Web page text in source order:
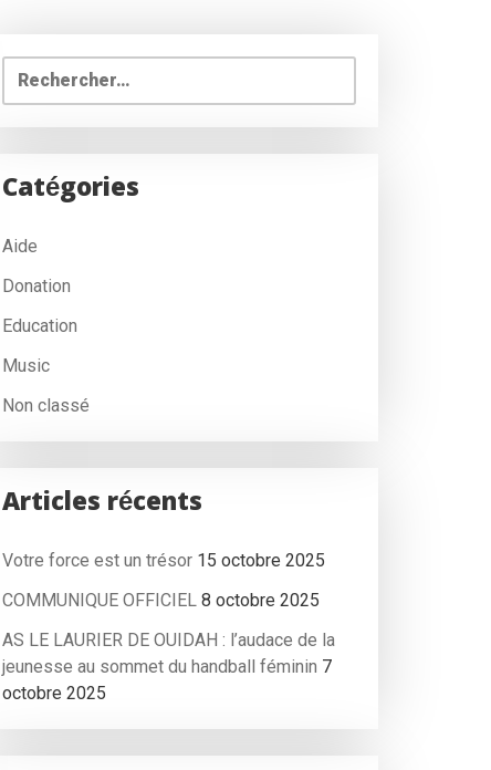
Rechercher :
Catégories
Aide
Donation
Education
Music
Non classé
Articles récents
Votre force est un trésor 15 octobre 2025
COMMUNIQUE OFFICIEL 8 octobre 2025
AS LE LAURIER DE OUIDAH : l’audace de la
jeunesse au sommet du handball féminin 7
octobre 2025